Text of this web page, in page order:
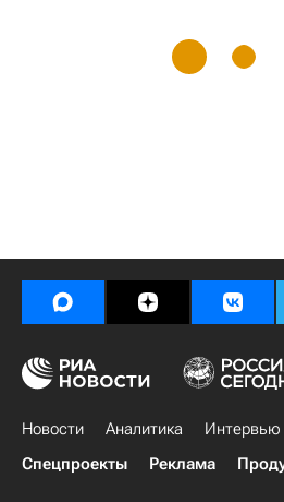
Новости Аналитика Интервью
Спецпроекты
Реклама